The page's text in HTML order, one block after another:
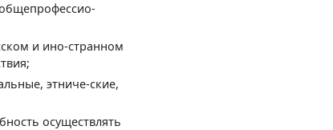
и ино-странном
этниче-ские,
осуществлять